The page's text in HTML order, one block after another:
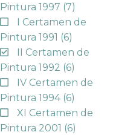
Pintura 1997 (7)
I Certamen de
Pintura 1991 (6)
II Certamen de
Pintura 1992 (6)
IV Certamen de
Pintura 1994 (6)
XI Certamen de
Pintura 2001 (6)